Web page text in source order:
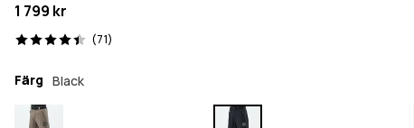
1 799 kr
(71)
71 recensioner, 4.4/5
Färg Black